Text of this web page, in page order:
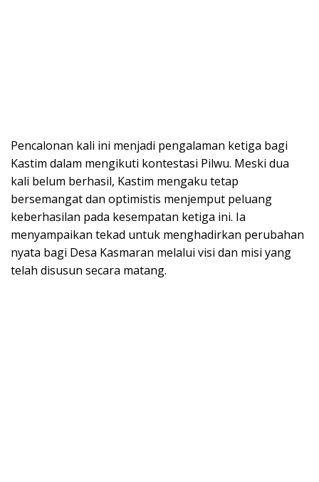
Pencalonan kali ini menjadi pengalaman ketiga bagi
Kastim dalam mengikuti kontestasi Pilwu. Meski dua
kali belum berhasil, Kastim mengaku tetap
bersemangat dan optimistis menjemput peluang
keberhasilan pada kesempatan ketiga ini. Ia
menyampaikan tekad untuk menghadirkan perubahan
nyata bagi Desa Kasmaran melalui visi dan misi yang
telah disusun secara matang.